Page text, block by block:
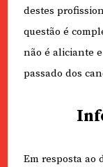
destes
questão é
não é aliciante
passado dos
Em resposta ao